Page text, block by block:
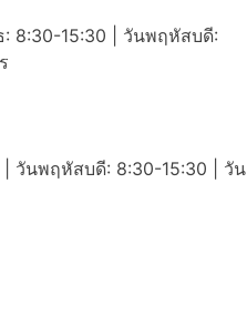
8:30-15:30 | วันพฤหัสบดี:
วันพฤหัสบดี: 8:30-15:30 | วัน